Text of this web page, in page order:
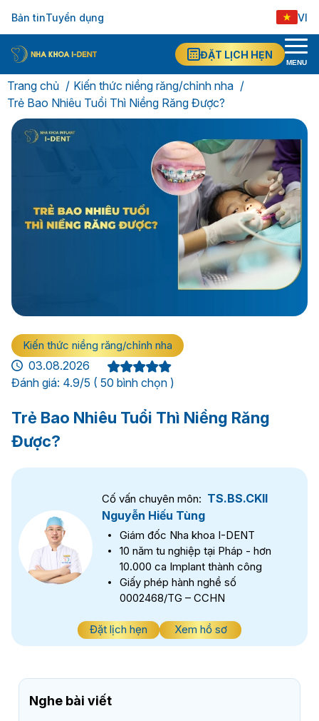
Bản tinTuyển dụng VI
ĐẶT LỊCH HẸN
MENU
Trang chủ
Kiến thức niềng răng/chỉnh nha
Trẻ Bao Nhiêu Tuổi Thì Niềng Răng Được?
Kiến thức niềng răng/chỉnh nha
03.08.2026
Đánh giá: 4.9/5 ( 50 bình chọn )
Trẻ Bao Nhiêu Tuổi Thì Niềng Răng
Được?
Cố vấn chuyên môn: TS.BS.CKII
Nguyễn Hiếu Tùng
Giám đốc Nha khoa I-DENT
10 năm tu nghiệp tại Pháp - hơn
10.000 ca Implant thành công
Giấy phép hành nghề số
0002468/TG – CCHN
Đặt lịch hẹn Xem hồ sơ
Nghe bài viết